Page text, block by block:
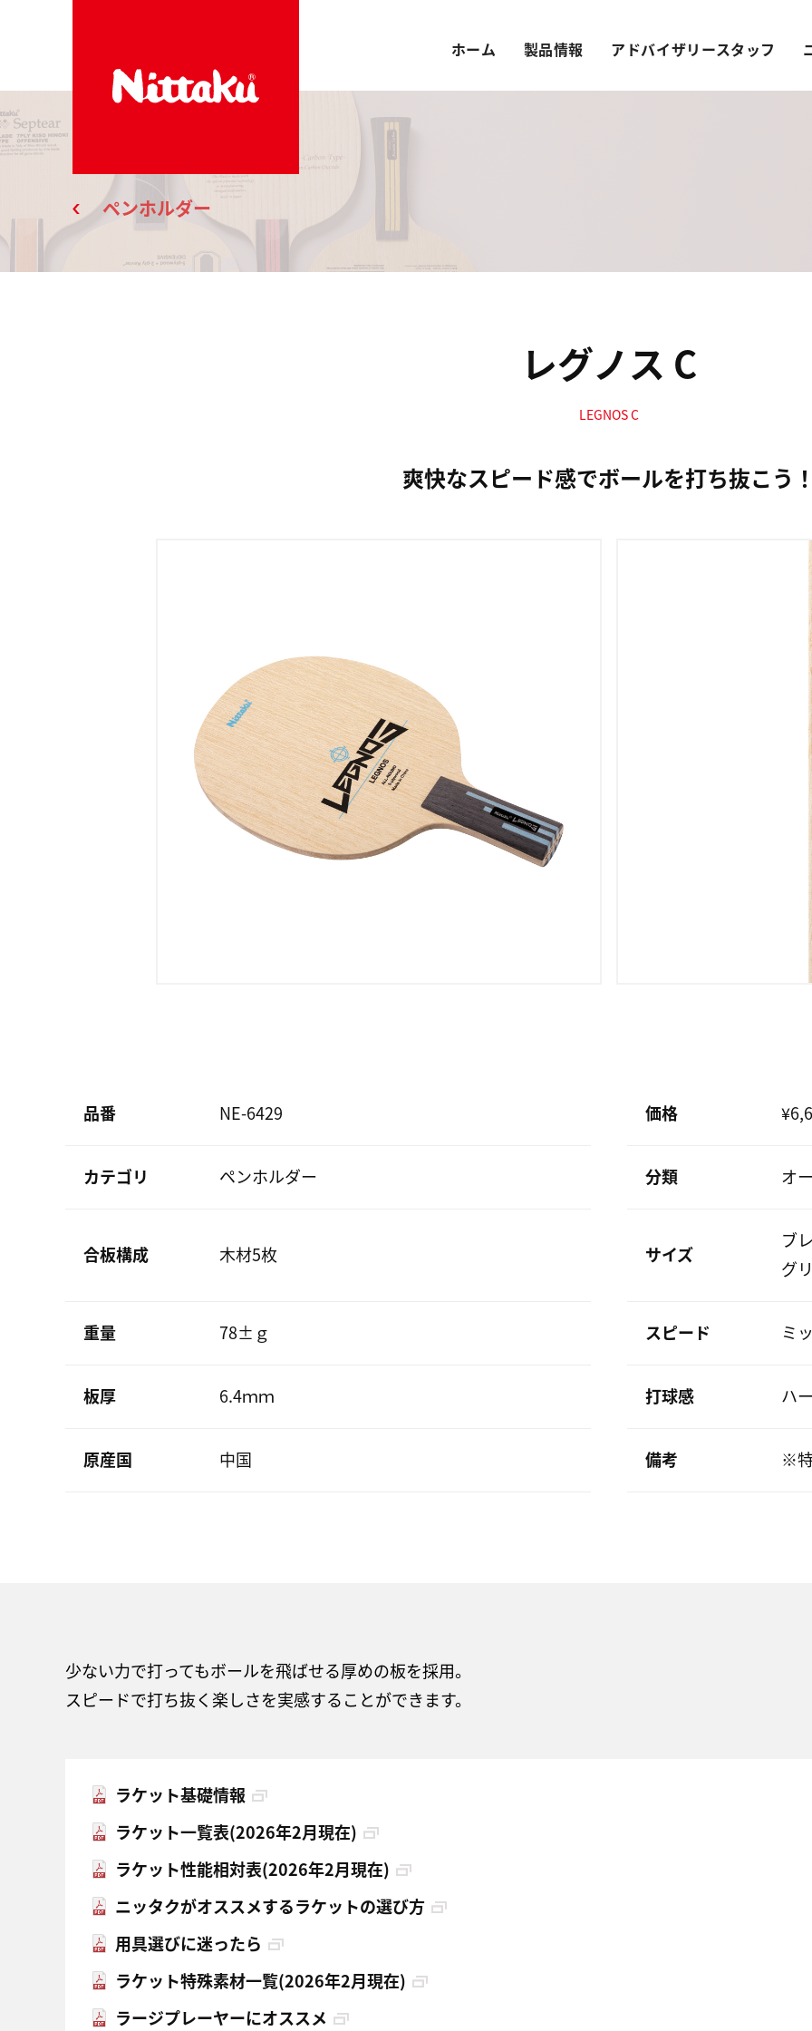
ホーム 製品情報 アドバイザリースタッフ
ペンホルダー
レグノス C
LEGNOS C
爽快なスピード感でボールを打ち抜こう
品番 NE-6429 価格
カテゴリ ペンホルダー 分類 オ
合板構成 木材5枚 サイズ
ブ
グ
重量 78±ｇ スピード ミ
板厚 6.4ｍｍ 打球感 ハ
原産国 中国 備考 ※
少ない力で打ってもボールを飛ばせる厚めの板を採用。
スピードで打ち抜く楽しさを実感することができます。
ラケット基礎情報
ラケット一覧表(2026年2月現在)
ラケット性能相対表(2026年2月現在)
ニッタクがオススメするラケットの選び方
用具選びに迷ったら
ラケット特殊素材一覧(2026年2月現在)
ラージプレーヤーにオススメ